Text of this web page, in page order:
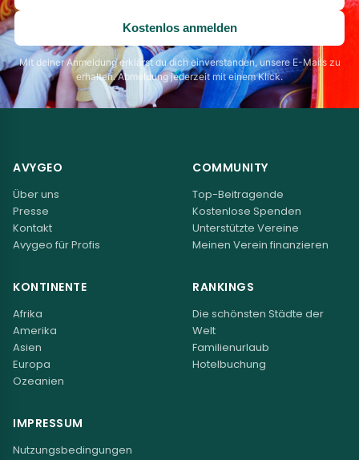
Mail-
Adresse
Kostenlos anmelden
Mit deiner Anmeldung erklärst du dich einverstanden, unsere E-Mails zu
erhalten. Abmeldung jederzeit mit einem Klick.
AVYGEO
Über uns
Presse
Kontakt
Avygeo für Profis
COMMUNITY
Top-Beitragende
Kostenlose Spenden
Unterstützte Vereine
Meinen Verein finanzieren
KONTINENTE
Afrika
Amerika
Asien
Europa
Ozeanien
RANKINGS
Die schönsten Städte der
Welt
Familienurlaub
Hotelbuchung
IMPRESSUM
Nutzungsbedingungen